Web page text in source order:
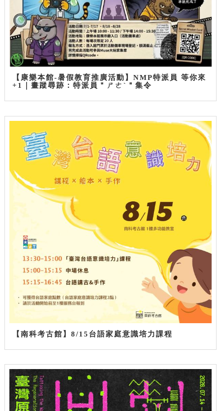
【康樂本館-暑假教育推廣活動】NMP特派員 等你來
+1｜畫蹤尋跡：特派員＂ㄕㄜˋ＂集令
【南科考古館】8/15台語家庭意識培力課程